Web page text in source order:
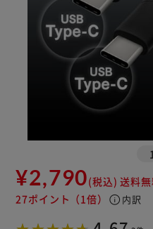
1
¥2,790(税込) 送料
27ポイント （1倍） info 内訳